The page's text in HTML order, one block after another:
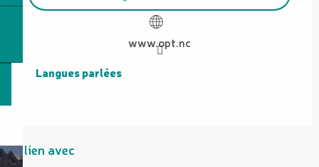
www.opt.nc
Langues parlées
Langues parlées
En lien avec